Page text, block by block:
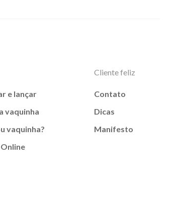
e lançar
vaquinha
vaquinha?
Cliente feliz
Contato
Dicas
Manifesto